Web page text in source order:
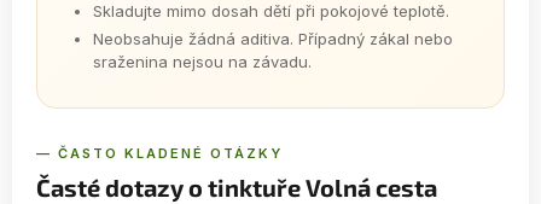
Skladujte mimo dosah dětí při pokojové teplotě.
Neobsahuje žádná aditiva. Případný zákal nebo
sraženina nejsou na závadu.
— ČASTO KLADENÉ OTÁZKY
Časté dotazy o tinktuře Volná cesta